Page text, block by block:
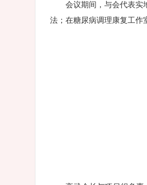
会议期间，与会代表实
法；在糖尿病调理康复工作